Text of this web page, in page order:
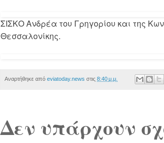
ΣΙΣΚΟ Ανδρέα του Γρηγορίου και της
Θεσσαλονίκης.
Αναρτήθηκε από eviatoday.news στις 8:40 μ.μ.
Δεν υπάρχουν